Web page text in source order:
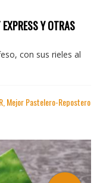
Y OTRAS
con sus rieles al
Mejor Pastelero-Repostero